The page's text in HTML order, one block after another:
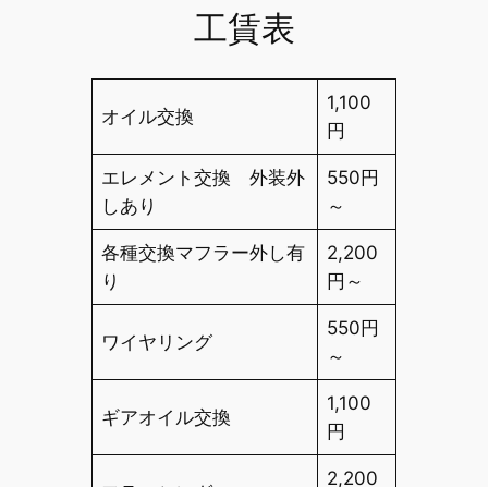
工賃表
オイル交換
1,100
円
エレメント交換 外装外
しあり
550円
～
各種交換マフラー外し有
り
2,200
円～
ワイヤリング
550円
～
ギアオイル交換
1,100
円
2,200